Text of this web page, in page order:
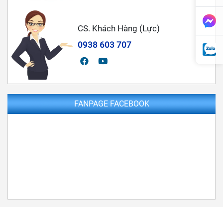
CS. Khách Hàng (Lực)
0938 603 707
FANPAGE FACEBOOK